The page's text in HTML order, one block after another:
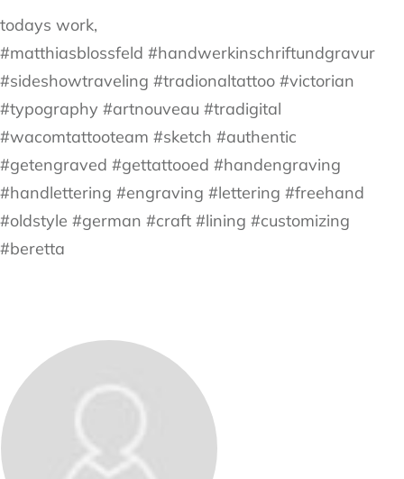
todays work,
#matthiasblossfeld #handwerkinschriftundgravur
#sideshowtraveling #tradionaltattoo #victorian
#typography #artnouveau #tradigital
#wacomtattooteam #sketch #authentic
#getengraved #gettattooed #handengraving
#handlettering #engraving #lettering #freehand
#oldstyle #german #craft #lining #customizing
#beretta